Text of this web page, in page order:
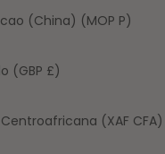
(China) (MOP P)
(GBP £)
(XAF CFA)